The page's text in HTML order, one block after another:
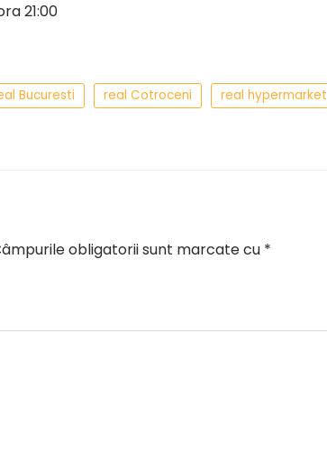
21:00
Bucuresti real Cotroceni
real hypermarket
obligatorii sunt marcate cu *